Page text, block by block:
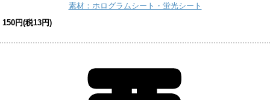
素材：ホログラムシート・蛍光シート
150円(税13円)